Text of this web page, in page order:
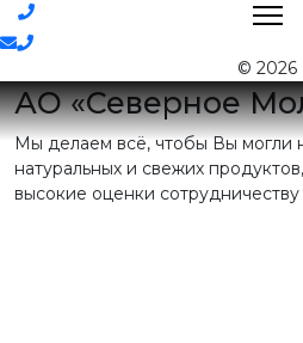
© 2026
Контакты
АО «Северное
Мы делаем всё, чтобы Вы могли
натуральных и свежих
высокие оценки сотрудничеству